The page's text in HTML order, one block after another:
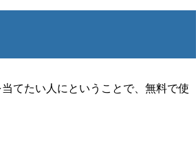
てたい人にということで、無料で使